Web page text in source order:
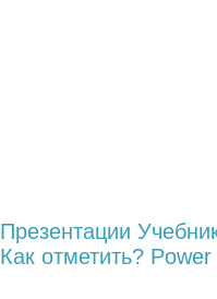
Презентации
Как отметить?